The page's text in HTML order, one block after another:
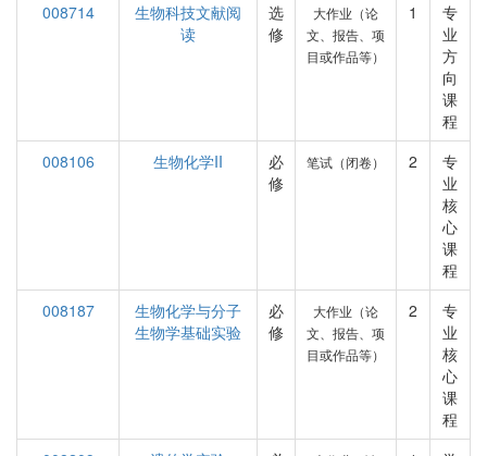
008714
生物科技文献阅
读
选
修
大作业（论
文、报告、项
目或作品等）
1
专
业
方
向
课
程
008106
生物化学II
必
修
笔试（闭卷） 2
专
业
核
心
课
程
008187
生物化学与分子
生物学基础实验
必
修
大作业（论
文、报告、项
目或作品等）
2
专
业
核
心
课
程